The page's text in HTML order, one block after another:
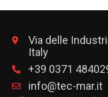
Via delle
Italy
+39 0371
info@tec-mar.it